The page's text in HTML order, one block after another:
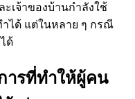
เจ้าของบ้านกำลังใช้
ได้ แต่ในหลาย ๆ กรณี
ด้
ารที่ทำให้ผู้คน